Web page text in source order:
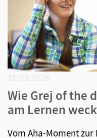
Wie Grej of the
am Lernen
Vom Aha-Moment